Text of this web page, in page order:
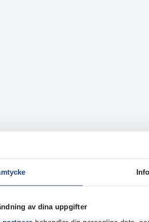
av dina uppgifter